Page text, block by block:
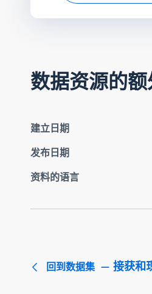
数据资源的
建立日期
发布日期
资料的语言
回到数据集 接获和